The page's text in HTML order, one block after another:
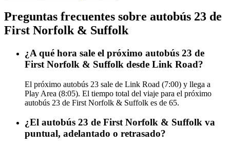
Preguntas frecuentes sobre autobús 23 de
First Norfolk & Suffolk
¿A qué hora sale el próximo autobús 23 de
First Norfolk & Suffolk desde Link Road?
El próximo autobús 23 sale de Link Road (7:00) y llega a
Play Area (8:05). El tiempo total del viaje para el próximo
autobús 23 de First Norfolk & Suffolk es de 65.
¿El autobús 23 de First Norfolk & Suffolk va
puntual, adelantado o retrasado?